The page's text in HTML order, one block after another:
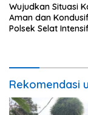
Wujudkan Situasi
Aman dan
Polsek Selat
Rekomendasi